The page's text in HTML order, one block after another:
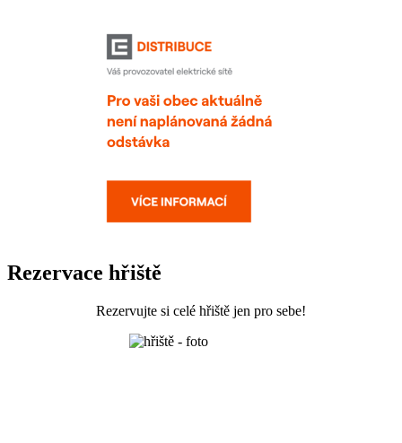
Rezervace hřiště
Rezervujte si celé hřiště jen pro sebe!